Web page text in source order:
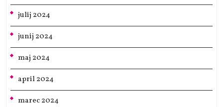
julij 2024
junij 2024
maj 2024
april 2024
marec 2024